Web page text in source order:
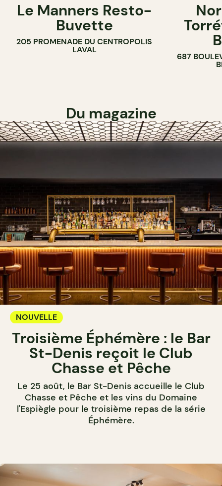
Le Manners Resto-
Buvette
205 PROMENADE DU CENTROPOLIS
LAVAL
687
Du magazine
NOUVELLE
Troisième Éphémère : le Bar
St-Denis reçoit le Club
Chasse et Pêche
Le 25 août, le Bar St-Denis accueille le Club
Chasse et Pêche et les vins du Domaine
l'Espiègle pour le troisième repas de la série
Éphémère.